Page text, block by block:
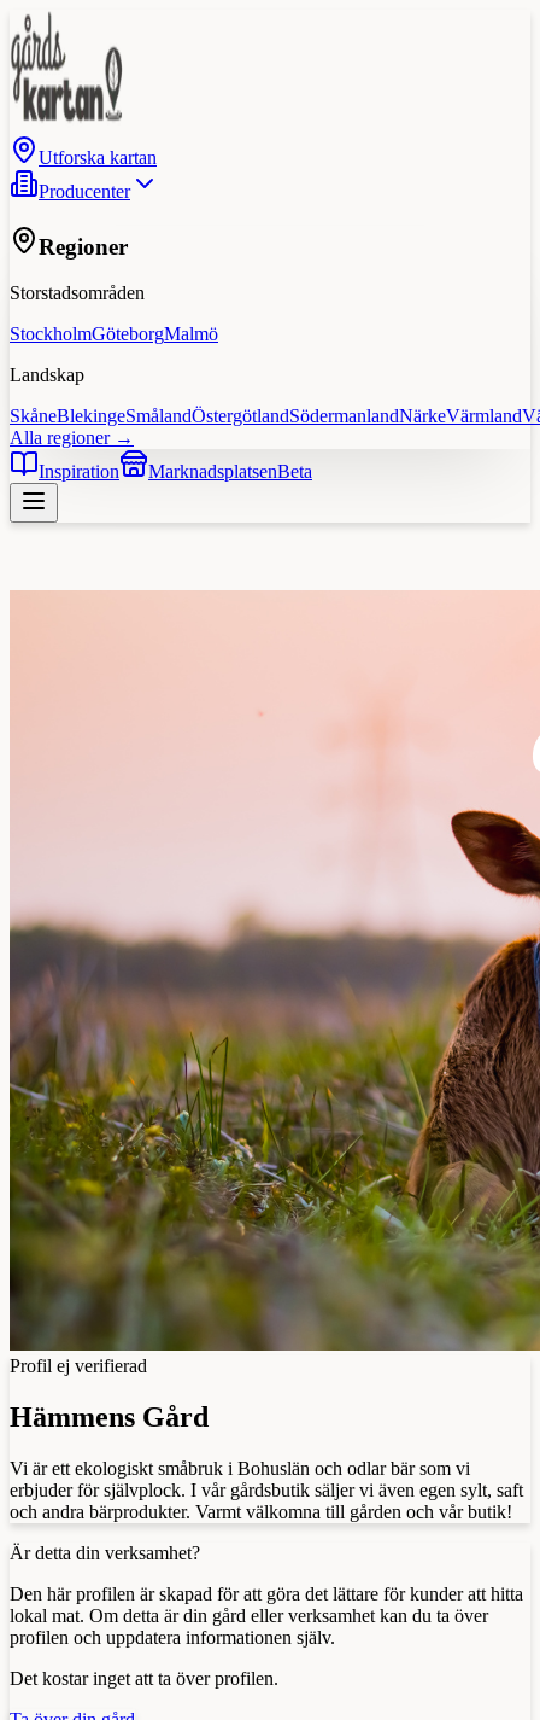
Utforska kartan
Producenter
Regioner
Storstadsområden
StockholmGöteborgMalmö
Landskap
SkåneBlekingeSmålandÖstergötlandSödermanlandNärkeVärmland
Alla regioner →
Inspiration
MarknadsplatsenBeta
Profil ej verifierad
Hämmens Gård
Vi är ett ekologiskt småbruk i Bohuslän och odlar bär som vi
erbjuder för självplock. I vår gårdsbutik säljer vi även egen sylt, saft
och andra bärprodukter. Varmt välkomna till gården och vår butik!
Är detta din verksamhet?
Den här profilen är skapad för att göra det lättare för kunder att hitta
lokal mat. Om detta är din gård eller verksamhet kan du ta över
profilen och uppdatera informationen själv.
Det kostar inget att ta över profilen.